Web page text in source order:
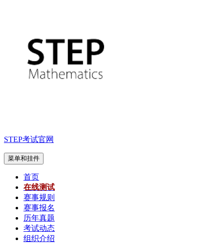
STEP考试官网
菜单和挂件
首页
在线测试
赛事规则
赛事报名
历年真题
考试动态
组织介绍